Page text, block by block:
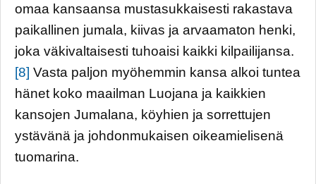
omaa kansaansa mustasukkaisesti rakastava
paikallinen jumala, kiivas ja arvaamaton henki,
joka väkivaltaisesti tuhoaisi kaikki kilpailijansa.
[8] Vasta paljon myöhemmin kansa alkoi tuntea
hänet koko maailman Luojana ja kaikkien
kansojen Jumalana, köyhien ja sorrettujen
ystävänä ja johdonmukaisen oikeamielisenä
tuomarina.